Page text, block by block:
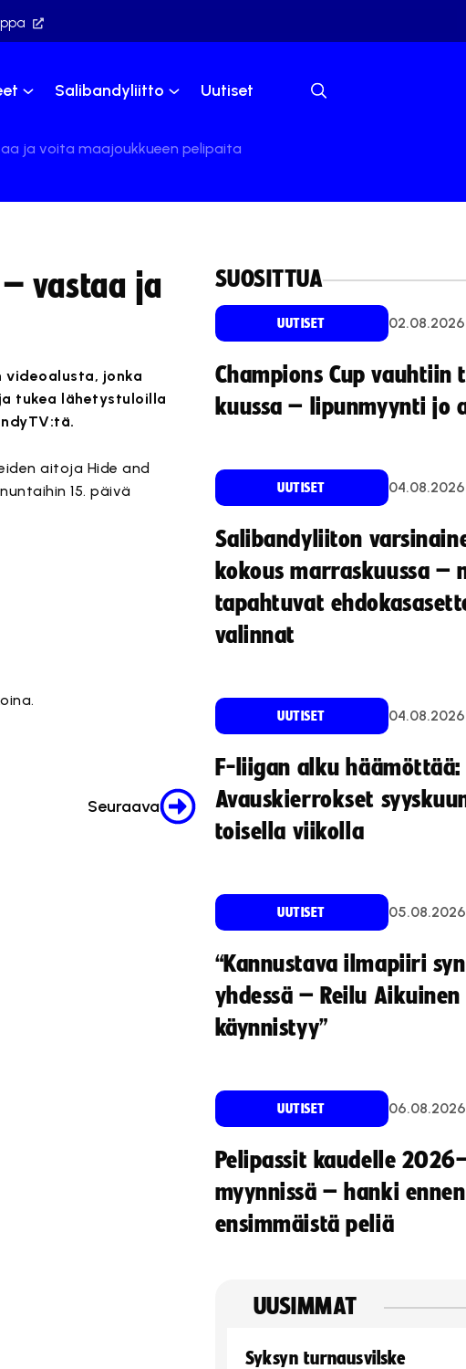
Salibandyliitto Uutiset
ja voita maajoukkueen pelipaita
vastaa ja
videoalusta, jonka
tukea lähetystuloilla
aitoja Hide and
15. päivä
Seuraava
SUOSITTUA
UUTISET 02.08.2026
Champions Cup vauhtiin
kuussa – lipunmyynti jo
UUTISET 04.08.2026
Salibandyliiton
kokous marraskuussa –
tapahtuvat
valinnat
UUTISET 04.08.2026
F-liigan alku häämöttää:
Avauskierrokset
toisella viikolla
UUTISET 05.08.2026
“Kannustava ilmapiiri
yhdessä – Reilu
käynnistyy”
UUTISET 06.08.2026
Pelipassit kaudelle
myynnissä – hanki ennen
ensimmäistä peliä
UUSIMMAT
Syksyn turnausvilske